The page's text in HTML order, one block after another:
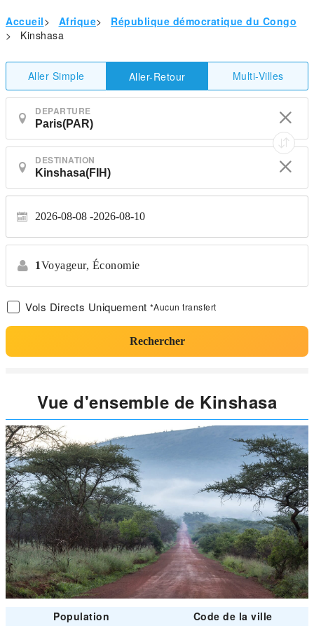
Accueil> Afrique>
République démocratique du Congo
>
Kinshasa
Aller Simple Aller-Retour Multi-Villes
DEPARTURE
DESTINATION
2026-08-08 2026-08-10
1Voyageur, Économie
Vols Directs Uniquement *Aucun transfert
Rechercher
Vue d'ensemble de Kinshasa
Population Code de la ville